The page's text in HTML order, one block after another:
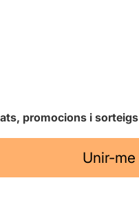
promocions i sorteigs
Unir-me